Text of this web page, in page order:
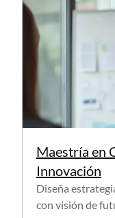
Maestría en
Innovación
Diseña
con visión de